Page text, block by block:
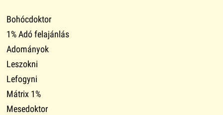
Bohócdoktor
1% Adó felajánlás
Adományok
Leszokni
Lefogyni
Mátrix 1%
Mesedoktor